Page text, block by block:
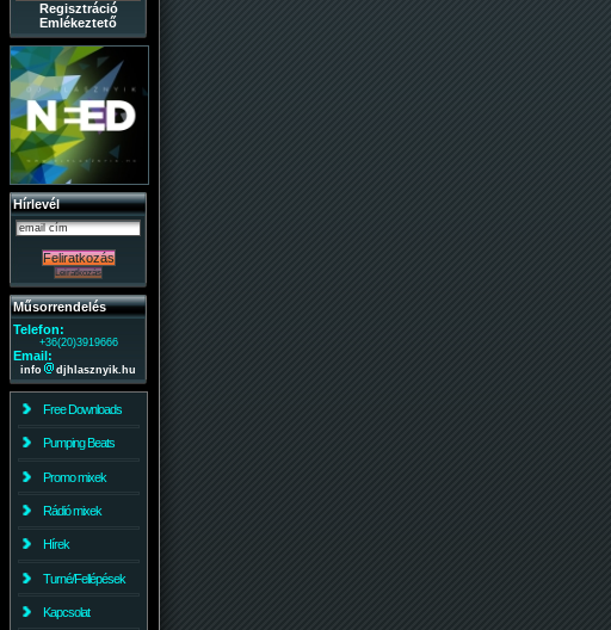
Regisztráció
Emlékeztető
Hírlevél
Műsorrendelés
Telefon:
+36(20)3919666
Email:
info djhlasznyik.hu
Free Downloads
Pumping Beats
Promo mixek
Rádió mixek
Hírek
Turné/Fellépések
Kapcsolat